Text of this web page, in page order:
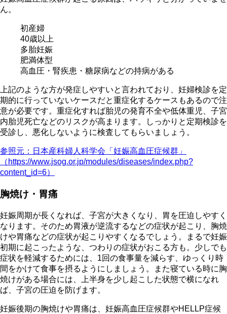
ん。
初産婦
40歳以上
多胎妊娠
肥満体型
高血圧・腎疾患・糖尿病などの持病がある
上記のような方が発症しやすいと言われており、妊婦検診を定
期的に行っていないケースだと重症化するケースもあるので注
意が必要です。重症化すれば胎児の発育不全や低体重児、子宮
内胎児死亡などのリスクが高まります。しっかりと定期検診を
受診し、悪化しないように検査してもらいましょう。
参照元：日本産科婦人科学会「妊娠高血圧症候群」
（https://www.jsog.or.jp/modules/diseases/index.php?
content_id=6）
胸焼け・胃痛
妊娠周期が長くなれば、子宮が大きくなり、胃を圧迫しやすく
なります。そのため胃液が逆流するなどの症状が起こり、胸焼
けや胃痛などの症状が起こりやすくなるでしょう。まるで妊娠
初期に起こったような、つわりの症状がおこる方も。少しでも
症状を軽減するためには、1回の食事量を減らす、ゆっくり時
間をかけて食事を摂るようにしましょう。また寝ている時に胸
焼けがある場合には、上半身を少し起こした状態で横になれ
ば、子宮の圧迫を防げます。
妊娠後期の胸焼けや胃痛は、妊娠高血圧症候群やHELLP症候